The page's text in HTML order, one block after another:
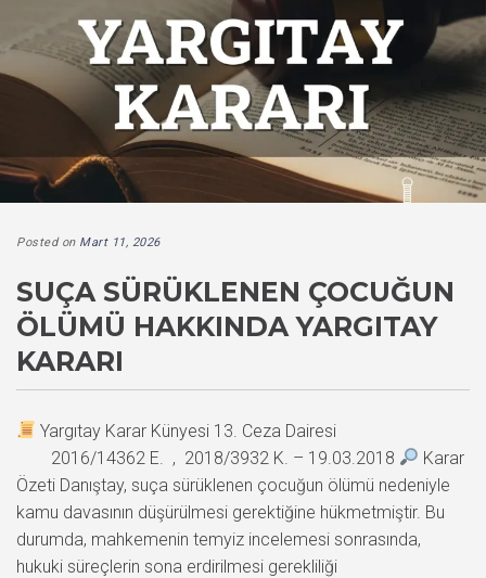
Posted on Mart 11, 2026
SUÇA SÜRÜKLENEN ÇOCUĞUN
ÖLÜMÜ HAKKINDA YARGITAY
KARARI
Yargıtay Karar Künyesi 13. Ceza Dairesi
2016/14362 E. , 2018/3932 K. – 19.03.2018
Karar
Özeti Danıştay, suça sürüklenen çocuğun ölümü nedeniyle
kamu davasının düşürülmesi gerektiğine hükmetmiştir. Bu
durumda, mahkemenin temyiz incelemesi sonrasında,
hukuki süreçlerin sona erdirilmesi gerekliliği